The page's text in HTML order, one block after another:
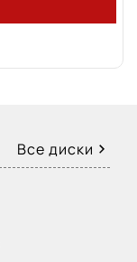
Все диски